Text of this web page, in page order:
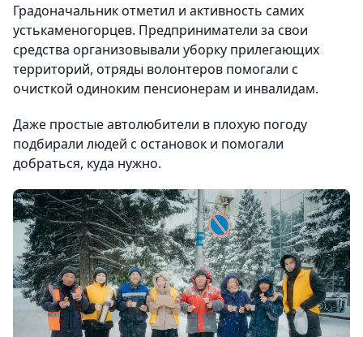
Градоначальник отметил и активность самих
устькаменогорцев. Предприниматели за свои
средства организовывали уборку прилегающих
территорий, отряды волонтеров помогали с
очисткой одиноким пенсионерам и инвалидам.
Даже простые автолюбители в плохую погоду
подбирали людей с остановок и помогали
добраться, куда нужно.